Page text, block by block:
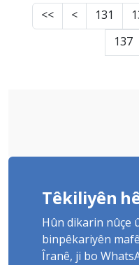
<< < 131
137
Têkiliyên
Hûn dikarin nûçe
binpêkariyên
Îranê, ji bo